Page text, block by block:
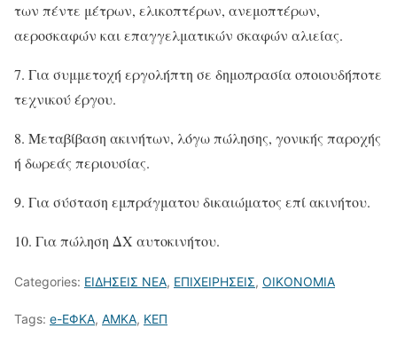
των πέντε μέτρων, ελικοπτέρων, ανεμοπτέρων,
αεροσκαφών και επαγγελματικών σκαφών αλιείας.
7. Για συμμετοχή εργολήπτη σε δημοπρασία οποιουδήποτε
τεχνικού έργου.
8. Μεταβίβαση ακινήτων, λόγω πώλησης, γονικής παροχής
ή δωρεάς περιουσίας.
9. Για σύσταση εμπράγματου δικαιώματος επί ακινήτου.
10. Για πώληση ΔΧ αυτοκινήτου.
Categories: ΕΙΔΗΣΕΙΣ ΝΕΑ, ΕΠΙΧΕΙΡΗΣΕΙΣ, ΟΙΚΟΝΟΜΙΑ
Tags: e-ΕΦΚΑ, ΑΜΚΑ, ΚΕΠ